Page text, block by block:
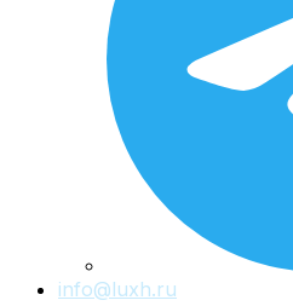
info@luxh.ru